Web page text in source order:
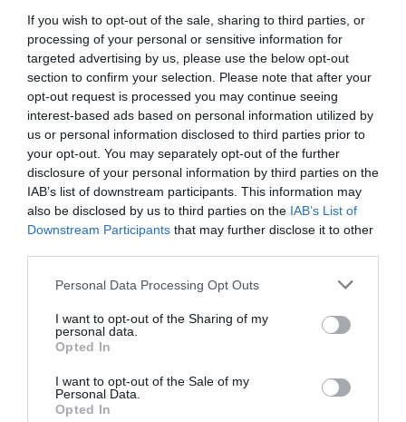
If you wish to opt-out of the sale, sharing to third parties, or
processing of your personal or sensitive information for
targeted advertising by us, please use the below opt-out
section to confirm your selection. Please note that after your
opt-out request is processed you may continue seeing
interest-based ads based on personal information utilized by
us or personal information disclosed to third parties prior to
your opt-out. You may separately opt-out of the further
disclosure of your personal information by third parties on the
IAB’s list of downstream participants. This information may
also be disclosed by us to third parties on the IAB’s List of
Downstream Participants that may further disclose it to other
Personal Data Processing Opt Outs
I want to opt-out of the Sharing of my
personal data.
Opted In
I want to opt-out of the Sale of my
Personal Data.
Opted In
Επίθεση με μολότοφ εναντίον αστυνομικών στα Εξάρχεια
Αυστρία: Το ακροδεξιό FPÖ κερδίζει τις εκλογές – Γρίφος ο
σχηματισμός κυβέρνησης